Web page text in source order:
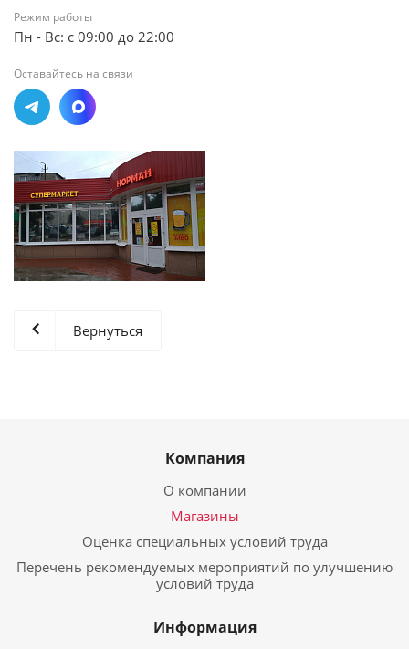
Режим работы
Пн - Вс: с 09:00 до 22:00
Оставайтесь на связи
Вернуться
Компания
О компании
Магазины
Оценка специальных условий труда
Перечень рекомендуемых мероприятий по улучшению
условий труда
Информация